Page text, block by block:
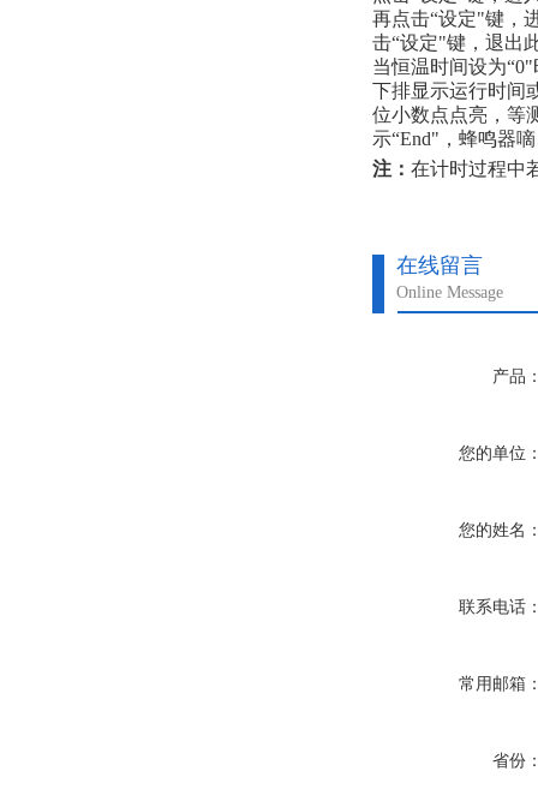
再点击“设定"键，
击“设定"键，退出
当恒温时间设为
下排显示运行时间
位小数点点亮，等
示“End"，蜂鸣器
注： 在计时过程中
在线留言
Online Message
产品
您的单位
您的姓名
联系电话
常用邮箱
省份